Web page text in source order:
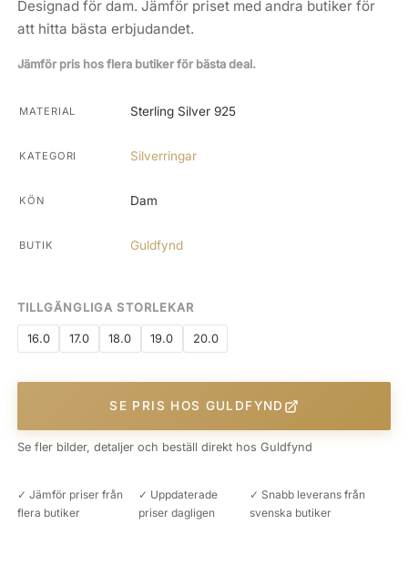
Designad för dam. Jämför priset med andra butiker för
att hitta bästa erbjudandet.
Jämför pris hos flera butiker för bästa deal.
MATERIAL Sterling Silver 925
KATEGORI Silverringar
KÖN Dam
BUTIK Guldfynd
TILLGÄNGLIGA STORLEKAR
16.0 17.0 18.0 19.0 20.0
SE PRIS HOS GULDFYND
Se fler bilder, detaljer och beställ direkt hos Guldfynd
✓ Jämför priser från
flera butiker
✓ Uppdaterade
priser dagligen
✓ Snabb leverans från
svenska butiker